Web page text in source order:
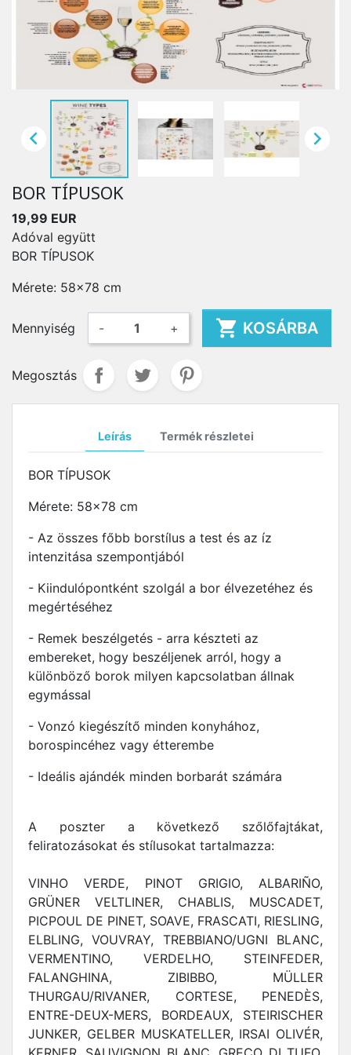
 
BOR TÍPUSOK
19,99 EUR
Adóval együtt
BOR TÍPUSOK
Mérete: 58x78 cm
Mennyiség - +  KOSÁRBA
Megosztás
Leírás Termék részletei
BOR TÍPUSOK
Mérete: 58x78 cm
- Az összes főbb borstílus a test és az íz
intenzitása szempontjából
- Kiindulópontként szolgál a bor élvezetéhez és
megértéséhez
- Remek beszélgetés - arra készteti az
embereket, hogy beszéljenek arról, hogy a
különböző borok milyen kapcsolatban állnak
egymással
- Vonzó kiegészítő minden konyhához,
borospincéhez vagy étterembe
- Ideális ajándék minden borbarát számára
A poszter a következő szőlőfajtákat,
feliratozásokat és stílusokat tartalmazza:
VINHO VERDE, PINOT GRIGIO, ALBARIÑO,
GRÜNER VELTLINER, CHABLIS, MUSCADET,
PICPOUL DE PINET, SOAVE, FRASCATI, RIESLING,
ELBLING, VOUVRAY, TREBBIANO/UGNI BLANC,
VERMENTINO, VERDELHO, STEINFEDER,
FALANGHINA, ZIBIBBO, MÜLLER
THURGAU/RIVANER, CORTESE, PENEDÈS,
ENTRE-DEUX-MERS, BORDEAUX, STEIRISCHER
JUNKER, GELBER MUSKATELLER, IRSAI OLIVÉR,